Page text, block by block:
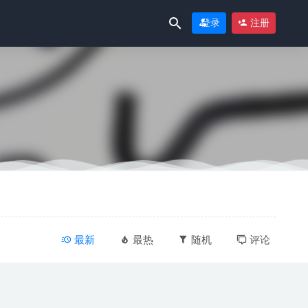
登录 注册
最新 最热 随机 评论